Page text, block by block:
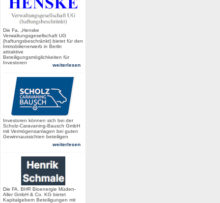
Die Fa. „Henske
Verwaltungsgesellschaft UG
(haftungsbeschränkt) bietet für den
Immobilienerwerb in Berlin
attraktive
Beteiligungsmöglichkeiten für
Investoren
weiterlesen
Investoren können sich bei der
Scholz-Caravaning-Bausch GmbH
mit Vermögensanlagen bei guten
Gewinnaussichten beteiligen
weiterlesen
Die FA. BHR Bioenergie Müden-
Aller GmbH & Co. KG bietet
Kapitalgebern Beteiligungen mit